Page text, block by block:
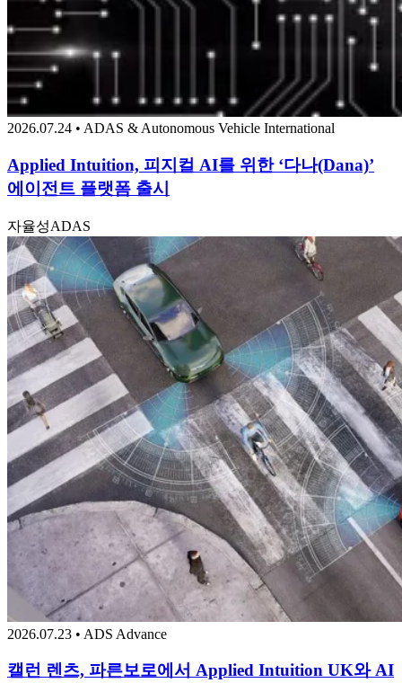
2026.07.24 • ADAS & Autonomous Vehicle International
Applied Intuition, 피지컬 AI를 위한 ‘다나(Dana)’
에이전트 플랫폼 출시
자율성ADAS
2026.07.23 • ADS Advance
캘런 렌츠, 파른보로에서 Applied Intuition UK와 AI